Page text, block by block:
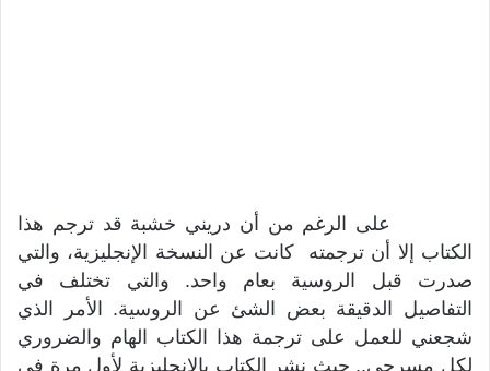
على الرغم من أن دريني خشبة قد ترجم هذا
الكتاب إلا أن ترجمته كانت عن النسخة الإنجليزية، والتي
صدرت قبل الروسية بعام واحد. والتي تختلف في
التفاصيل الدقيقة بعض الشئ عن الروسية. الأمر الذي
شجعني للعمل على ترجمة هذا الكتاب الهام والضروري
لكل مسرحي.. حيث نشر الكتاب بالإنجليزية لأول مرة في